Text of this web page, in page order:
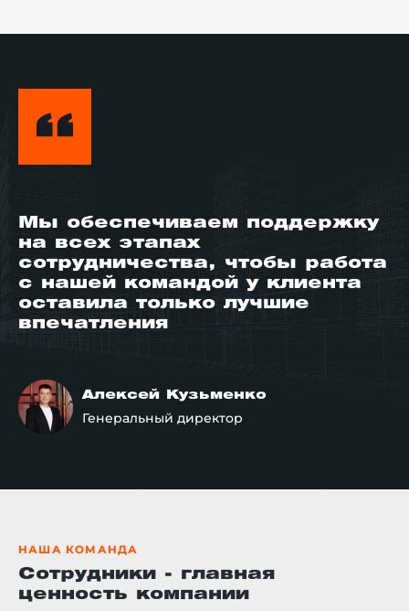
Мы обеспечиваем поддержку
на всех этапах
сотрудничества, чтобы работа
с нашей командой у клиента
оставила только лучшие
впечатления
Алексей Кузьменко
Генеральный директор
НАША КОМАНДА
Сотрудники - главная
ценность компании